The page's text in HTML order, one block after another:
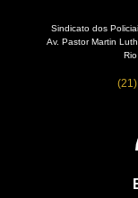
Sindicato dos
Av. Pastor Martin